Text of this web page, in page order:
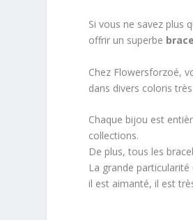
Si vous ne savez plus
offrir un superbe
Chez Flowersforzoé,
dans divers coloris
Chaque bijou est
collections.
De plus, tous les
La grande
il est aimanté, il est